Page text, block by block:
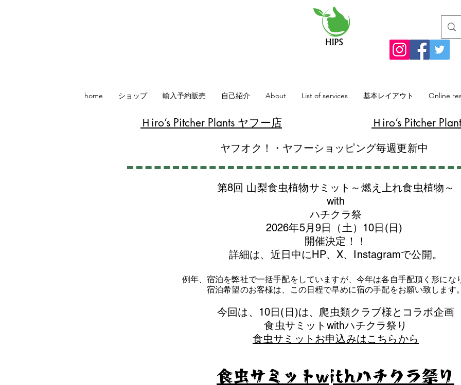
home ショップ 輸入予約販売 自己紹介 About List of services 基本レイアウト Online
​Ｈiro’s Pitcher Plants ヤフー店 Ｈiro’s Pitcher
ヤフオク！・ヤフーショッピング毎週更新中
第8回 山梨食虫植物サミット～燃え上れ食虫植物～
with
​ハチクラ祭
2026年5月9日（土）10日(日)
​開催決定！！
詳細は、近日中にHP、X、Instagramで公開。
例年、宿泊を弊社で一括手配をしていますが、今年は各自手配頂く形にな
​宿泊希望のお客様は、この日程で早めに宿の手配をお願い致します。
​今回は、10日(日)は、爬虫類クラブ様とコラボ企画
​食虫サミットwithハチクラ祭り
食虫サミットお申込みはこちらから
食虫サミットwithハチクラ祭り